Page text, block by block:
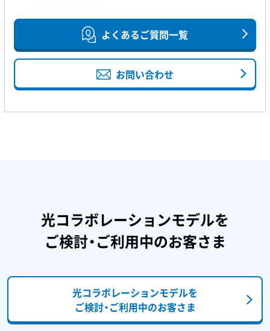
よくあるご質問一覧
お問い合わせ
光コラボレーションモデルを
ご検討・ご利用中のお客さま
光コラボレーションモデルを
ご検討・ご利用中のお客さま